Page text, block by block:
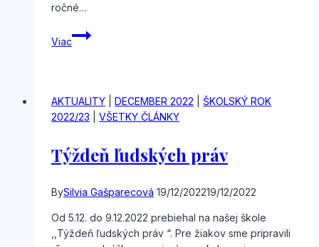
ročné…
Viac
„JEDEN
SVET
AKTUALITY
DECEMBER 2022
ŠKOLSKÝ ROK
2022/23
VŠETKY ČLÁNKY
Týždeň ľudských práv
BySilvia Gašparecová 19/12/202219/12/2022
Od 5.12. do 9.12.2022 prebiehal na našej škole
,,Týždeň ľudských práv “. Pre žiakov sme pripravili